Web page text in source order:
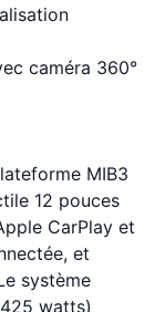
caméra 360°
MIB3
12 pouces
CarPlay et
et
système
watts)